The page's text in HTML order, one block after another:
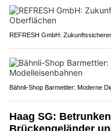
REFRESH GmbH:
Bähnli-Shop Barmettler: Moderne
Haag SG:
Brückengeländer